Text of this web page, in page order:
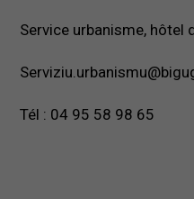
Service urbanisme, hôtel
Tél : 04 95 58 98 65